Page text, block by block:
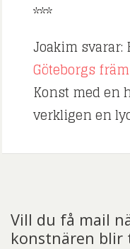
***
Joakim
Göteborgs
Konst med en
verkligen en
Vill du få mail
konstnären blir